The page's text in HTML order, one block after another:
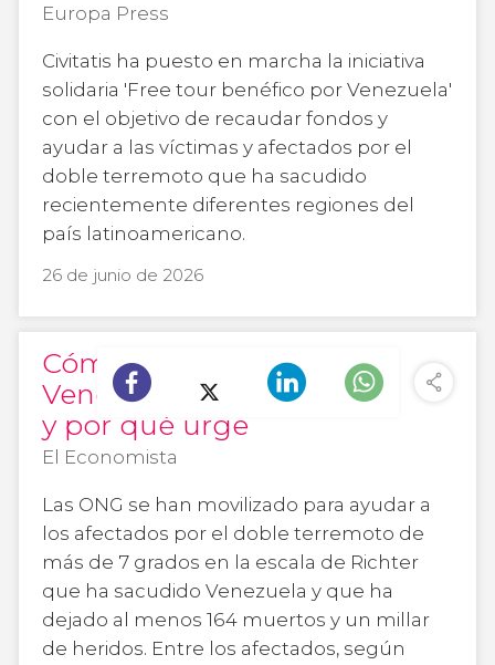
Europa Press
Civitatis ha puesto en marcha la iniciativa
solidaria 'Free tour benéfico por Venezuela'
con el objetivo de recaudar fondos y
ayudar a las víctimas y afectados por el
doble terremoto que ha sacudido
recientemente diferentes regiones del
país latinoamericano.
26 de junio de 2026
Cómo ayudar a
Venezuela desde España
y por qué urge
El Economista
Las ONG se han movilizado para ayudar a
los afectados por el doble terremoto de
más de 7 grados en la escala de Richter
que ha sacudido Venezuela y que ha
dejado al menos 164 muertos y un millar
de heridos. Entre los afectados, según